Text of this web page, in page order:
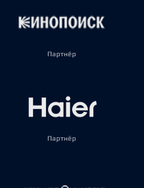
Партнёр
Партнёр